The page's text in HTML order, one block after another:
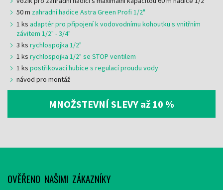
50 m zahradní hadice Astra Green Profi 1/2"
1 ksadaptér pro připojení k vodovodnímu kohoutku s vnitřním
závitem 1/2" - 3/4"
3 ksrychlospojka 1/2"
1 ksrychlospojka 1/2" se STOP ventilem
1 kspostřikovací hubice s regulací proudu vody
návod pro montáž
MNOŽSTEVNÍ SLEVY až 10 %
OVĚŘENO NAŠIMI ZÁKAZNÍKY